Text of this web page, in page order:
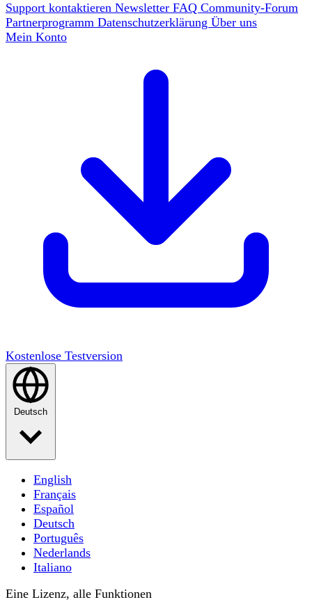
Support kontaktieren Newsletter FAQ Community-Forum
Partnerprogramm Datenschutzerklärung Über uns
Mein Konto
Kostenlose Testversion
Deutsch
English
Français
Español
Deutsch
Português
Nederlands
Italiano
Eine Lizenz, alle Funktionen